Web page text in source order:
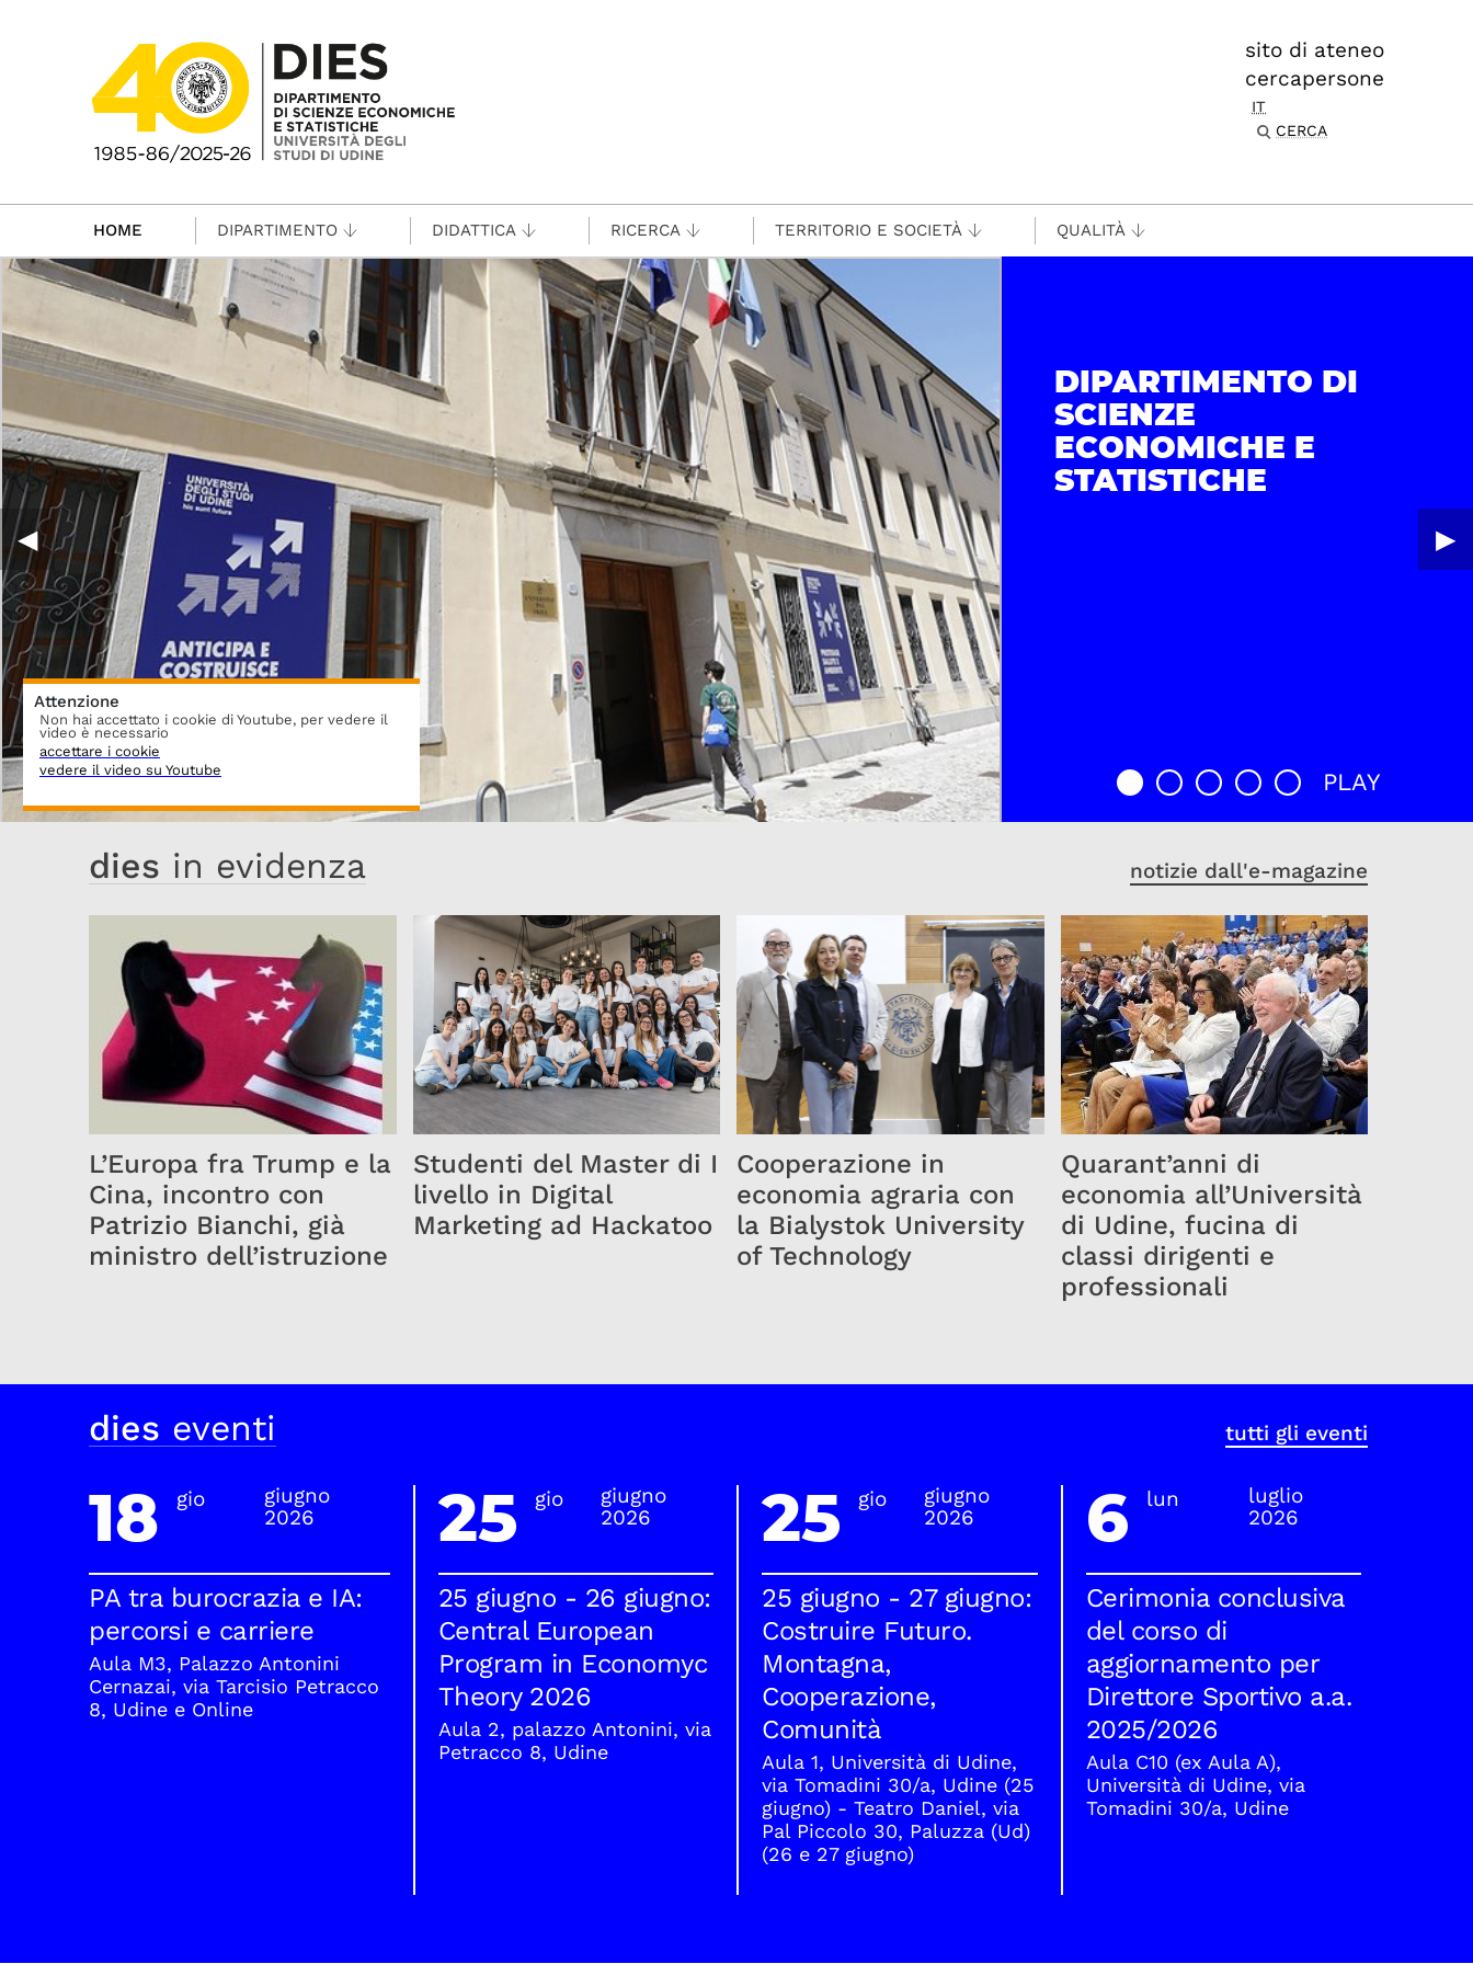
sito di ateneo
cercapersone
IT
CERCA
HOME DIPARTIMENTO DIDATTICA RICERCA TERRITORIO E SOCIETÀ QUALITÀ
DIPARTIMENTO DI
SCIENZE
ECONOMICHE E
STATISTICHE
Attenzione
Non hai accettato i cookie di Youtube, per vedere il
video è necessario
accettare i cookie
vedere il video su Youtube
▶︎
◀︎
PLAY
dies in evidenza notizie dall'e-magazine
L’Europa fra Trump e la
Cina, incontro con
Patrizio Bianchi, già
ministro dell’istruzione
Studenti del Master di I
livello in Digital
Marketing ad Hackatoo
Cooperazione in
economia agraria con
la Bialystok University
of Technology
Quarant’anni di
economia all’Università
di Udine, fucina di
classi dirigenti e
professionali
dies eventi tutti gli eventi
18 gio
giugno
2026
PA tra burocrazia e IA:
percorsi e carriere
Aula M3, Palazzo Antonini
Cernazai, via Tarcisio Petracco
8, Udine e Online
25 gio
giugno
2026
25 giugno - 26 giugno:
Central European
Program in Economyc
Theory 2026
Aula 2, palazzo Antonini, via
Petracco 8, Udine
25 gio
giugno
2026
25 giugno - 27 giugno:
Costruire Futuro.
Montagna,
Cooperazione,
Comunità
Aula 1, Università di Udine,
via Tomadini 30/a, Udine (25
giugno) - Teatro Daniel, via
Pal Piccolo 30, Paluzza (Ud)
(26 e 27 giugno)
6 lun
luglio
2026
Cerimonia conclusiva
del corso di
aggiornamento per
Direttore Sportivo a.a.
2025/2026
Aula C10 (ex Aula A),
Università di Udine, via
Tomadini 30/a, Udine